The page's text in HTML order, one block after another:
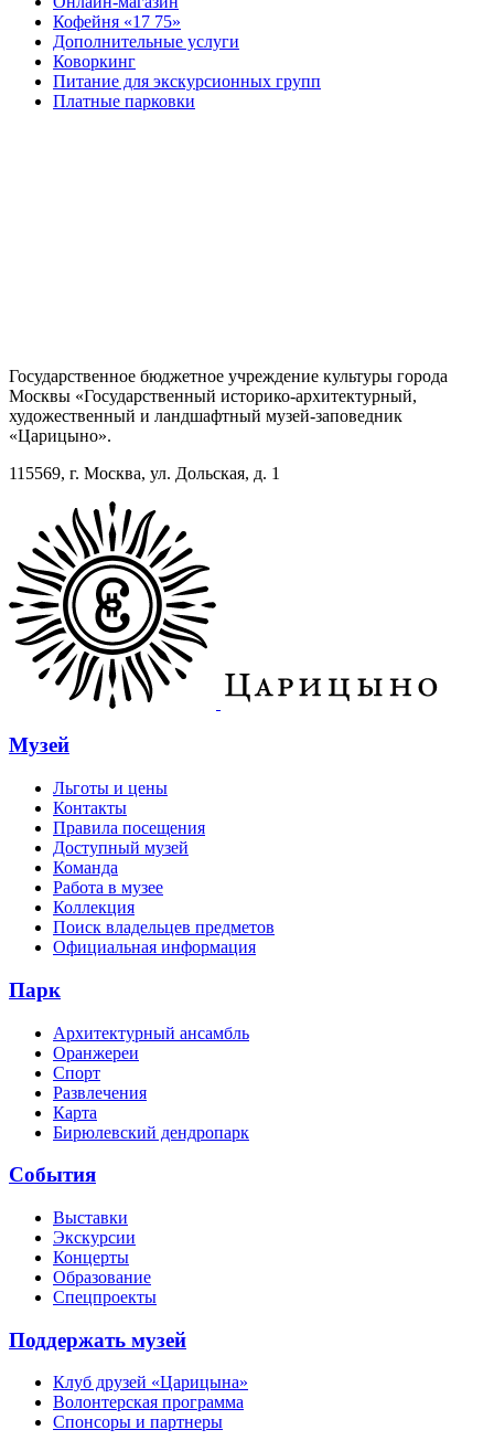
Кофейня «17 75»
Дополнительные услуги
Коворкинг
Питание для экскурсионных групп
Платные парковки
Государственное бюджетное учреждение культуры города
Москвы «Государственный историко-архитектурный,
художественный и ландшафтный музей-заповедник
«Царицыно».
115569, г. Москва, ул. Дольская, д. 1
Музей
Льготы и цены
Контакты
Правила посещения
Доступный музей
Команда
Работа в музее
Коллекция
Поиск владельцев предметов
Официальная информация
Парк
Архитектурный ансамбль
Оранжереи
Спорт
Развлечения
Карта
Бирюлевский дендропарк
События
Выставки
Экскурсии
Концерты
Образование
Спецпроекты
Поддержать музей
Клуб друзей «Царицына»
Волонтерская программа
Спонсоры и партнеры